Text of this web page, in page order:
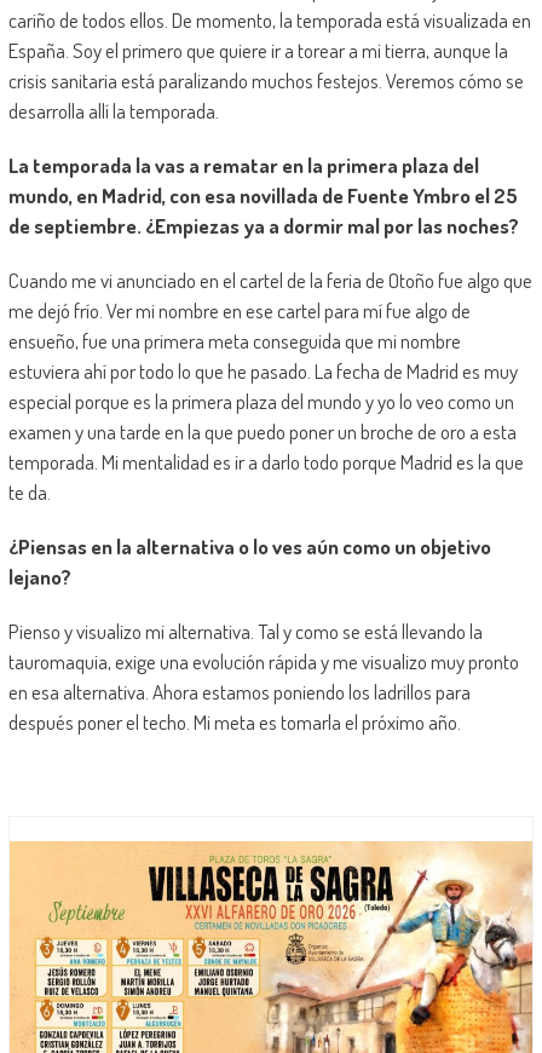
cariño de todos ellos. De momento, la temporada está visualizada en
España. Soy el primero que quiere ir a torear a mi tierra, aunque la
crisis sanitaria está paralizando muchos festejos. Veremos cómo se
desarrolla allí la temporada.
La temporada la vas a rematar en la primera plaza del
mundo, en Madrid, con esa novillada de Fuente Ymbro el 25
de septiembre. ¿Empiezas ya a dormir mal por las noches?
Cuando me vi anunciado en el cartel de la feria de Otoño fue algo que
me dejó frío. Ver mi nombre en ese cartel para mí fue algo de
ensueño, fue una primera meta conseguida que mi nombre
estuviera ahí por todo lo que he pasado. La fecha de Madrid es muy
especial porque es la primera plaza del mundo y yo lo veo como un
examen y una tarde en la que puedo poner un broche de oro a esta
temporada. Mi mentalidad es ir a darlo todo porque Madrid es la que
te da.
¿Piensas en la alternativa o lo ves aún como un objetivo
lejano?
Pienso y visualizo mi alternativa. Tal y como se está llevando la
tauromaquia, exige una evolución rápida y me visualizo muy pronto
en esa alternativa. Ahora estamos poniendo los ladrillos para
después poner el techo. Mi meta es tomarla el próximo año.